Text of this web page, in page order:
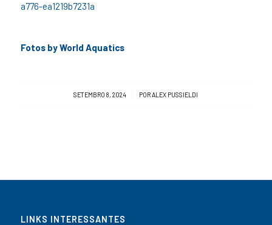
a776-ea1219b7231a
Fotos by World Aquatics
SETEMBRO 8, 2024
/ POR ALEX PUSSIELDI
LINKS INTERESSANTES